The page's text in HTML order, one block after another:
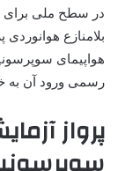
در سطح ملی برای
بلامنازع
هواپیمای
رسمی ورود آن به
پرواز